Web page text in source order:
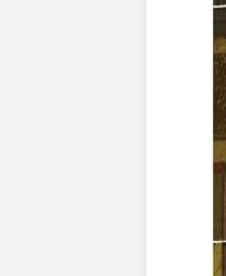
但如果
生命的